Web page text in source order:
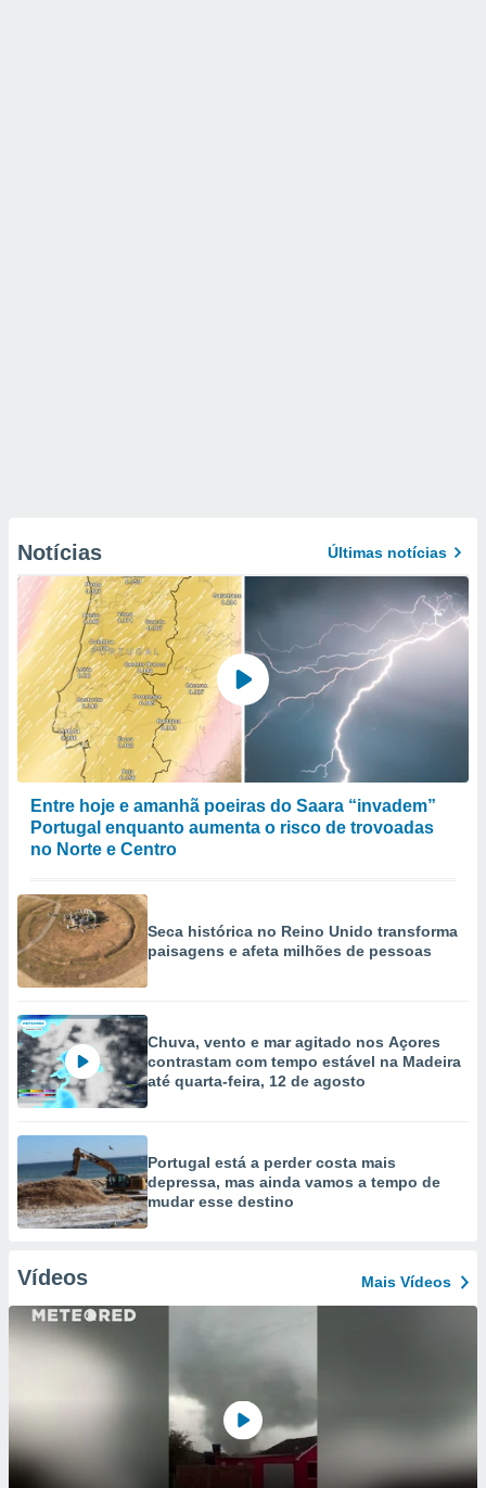
Notícias Últimas notícias
Entre hoje e amanhã poeiras do Saara “invadem”
Portugal enquanto aumenta o risco de trovoadas
no Norte e Centro
Seca histórica no Reino Unido transforma
paisagens e afeta milhões de pessoas
Chuva, vento e mar agitado nos Açores
contrastam com tempo estável na Madeira
até quarta-feira, 12 de agosto
Portugal está a perder costa mais
depressa, mas ainda vamos a tempo de
mudar esse destino
Vídeos Mais Vídeos